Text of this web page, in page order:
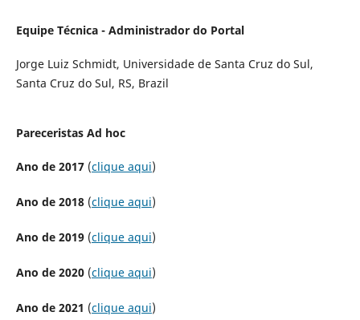
Equipe Técnica - Administrador do Portal
Jorge Luiz Schmidt, Universidade de Santa Cruz do Sul,
Santa Cruz do Sul, RS, Brazil
Pareceristas Ad hoc
Ano de 2017 (clique aqui)
Ano de 2018 (clique aqui)
Ano de 2019 (clique aqui)
Ano de 2020 (clique aqui)
Ano de 2021 (clique aqui)